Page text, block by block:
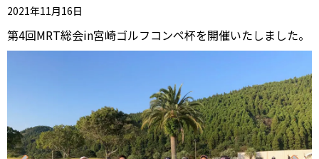
2021年11月16日
第4回MRT総会in宮崎ゴルフコンペ杯を開催いたしました。